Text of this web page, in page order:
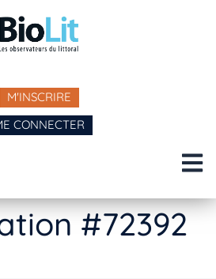
M'INSCRIRE
CONNECTER
#72392